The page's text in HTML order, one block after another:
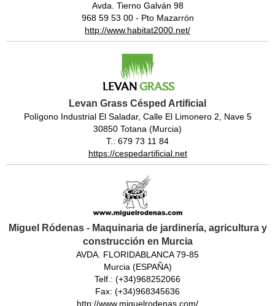
Avda. Tierno Galván 98
968 59 53 00 - Pto Mazarrón
http://www.habitat2000.net/
Levan Grass Césped Artificial
Polígono Industrial El Saladar, Calle El Limonero 2, Nave 5
30850 Totana (Murcia)
T.: 679 73 11 84
https://cespedartificial.net
Miguel Ródenas - Maquinaria de jardinería, agricultura y
construcción en Murcia
AVDA. FLORIDABLANCA 79-85
Murcia (ESPAÑA)
Telf.: (+34)968252066
Fax: (+34)968345636
http://www.miguelrodenas.com/